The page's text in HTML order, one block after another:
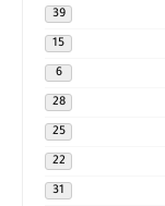
39
15
6
28
25
22
31